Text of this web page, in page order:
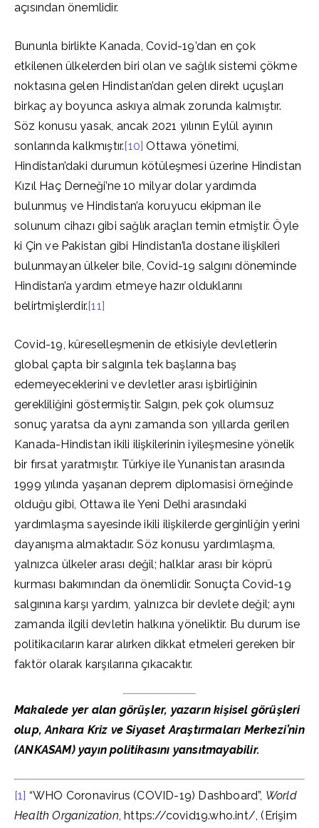
açısından önemlidir.
Bununla birlikte Kanada, Covid-19’dan en çok
etkilenen ülkelerden biri olan ve sağlık sistemi çökme
noktasına gelen Hindistan’dan gelen direkt uçuşları
birkaç ay boyunca askıya almak zorunda kalmıştır.
Söz konusu yasak, ancak 2021 yılının Eylül ayının
sonlarında kalkmıştır.[10] Ottawa yönetimi,
Hindistan’daki durumun kötüleşmesi üzerine Hindistan
Kızıl Haç Derneği’ne 10 milyar dolar yardımda
bulunmuş ve Hindistan’a koruyucu ekipman ile
solunum cihazı gibi sağlık araçları temin etmiştir. Öyle
ki Çin ve Pakistan gibi Hindistan’la dostane ilişkileri
bulunmayan ülkeler bile, Covid-19 salgını döneminde
Hindistan’a yardım etmeye hazır olduklarını
belirtmişlerdir.[11]
Covid-19, küreselleşmenin de etkisiyle devletlerin
global çapta bir salgınla tek başlarına baş
edemeyeceklerini ve devletler arası işbirliğinin
gerekliliğini göstermiştir. Salgın, pek çok olumsuz
sonuç yaratsa da aynı zamanda son yıllarda gerilen
Kanada-Hindistan ikili ilişkilerinin iyileşmesine yönelik
bir fırsat yaratmıştır. Türkiye ile Yunanistan arasında
1999 yılında yaşanan deprem diplomasisi örneğinde
olduğu gibi, Ottawa ile Yeni Delhi arasındaki
yardımlaşma sayesinde ikili ilişkilerde gerginliğin yerini
dayanışma almaktadır. Söz konusu yardımlaşma,
yalnızca ülkeler arası değil; halklar arası bir köprü
kurması bakımından da önemlidir. Sonuçta Covid-19
salgınına karşı yardım, yalnızca bir devlete değil; aynı
zamanda ilgili devletin halkına yöneliktir. Bu durum ise
politikacıların karar alırken dikkat etmeleri gereken bir
faktör olarak karşılarına çıkacaktır.
Makalede yer alan görüşler, yazarın kişisel görüşleri
olup, Ankara Kriz ve Siyaset Araştırmaları Merkezi’nin
(ANKASAM) yayın politikasını yansıtmayabilir.
[1] “WHO Coronavirus (COVID-19) Dashboard”, World
Health Organization, https://covid19.who.int/, (Erişim